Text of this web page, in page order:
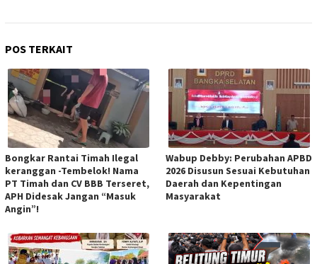
POS TERKAIT
Bongkar Rantai Timah Ilegal
keranggan -Tembelok! Nama
PT Timah dan CV BBB Terseret,
APH Didesak Jangan “Masuk
Angin”!
Wabup Debby: Perubahan APBD
2026 Disusun Sesuai Kebutuhan
Daerah dan Kepentingan
Masyarakat